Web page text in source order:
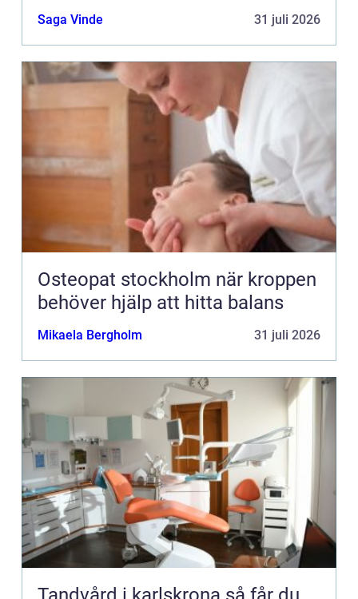
Saga Vinde 31 juli 2026
Osteopat stockholm när kroppen
behöver hjälp att hitta balans
Mikaela Bergholm 31 juli 2026